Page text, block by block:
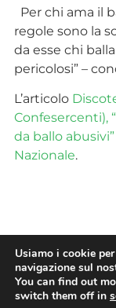
Per chi ama il
regole sono la
da esse chi
pericolosi” –
L’articolo
Confesercenti),
da ballo abusivi”
Nazionale.
Usiamo i cookie
navigazione sul
You can find out
switch them off in